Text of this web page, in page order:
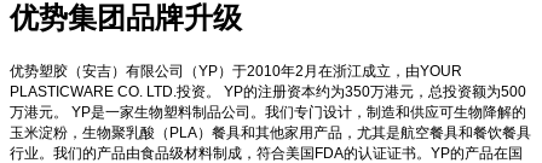
优势集团品牌升级
优势塑胶（安吉）有限公司（YP）于2010年2月在浙江成立，由YOUR
PLASTICWARE CO. LTD.投资。 YP的注册资本约为350万港元，总投资额为500
万港元。 YP是一家生物塑料制品公司。我们专门设计，制造和供应可生物降解的
玉米淀粉，生物聚乳酸（PLA）餐具和其他家用产品，尤其是航空餐具和餐饮餐具
行业。我们的产品由食品级材料制成，符合美国FDA的认证证书。YP的产品在国